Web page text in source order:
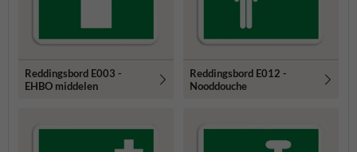
Reddingsbord E003 -
EHBO middelen
Reddingsbord E012 -
Nooddouche